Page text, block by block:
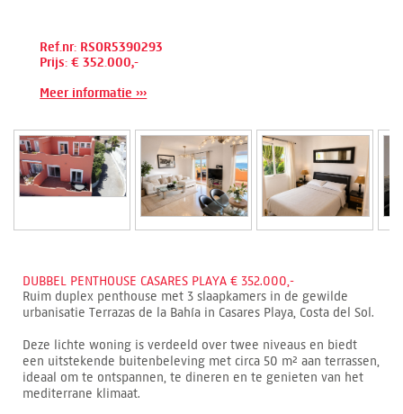
Ref.nr: RSOR5390293
Prijs: € 352.000,-
Meer informatie ›››
DUBBEL PENTHOUSE CASARES PLAYA € 352.000,-
Ruim duplex penthouse met 3 slaapkamers in de gewilde
urbanisatie Terrazas de la Bahía in Casares Playa, Costa del Sol.
Deze lichte woning is verdeeld over twee niveaus en biedt
een uitstekende buitenbeleving met circa 50 m² aan terrassen,
ideaal om te ontspannen, te dineren en te genieten van het
mediterrane klimaat.